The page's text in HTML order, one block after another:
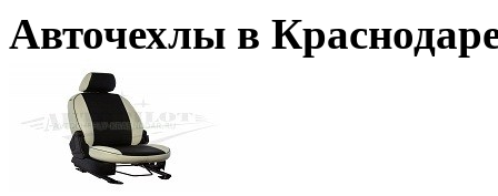
Авточехлы в